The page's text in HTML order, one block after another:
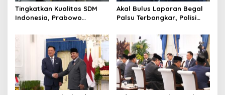
Tingkatkan Kualitas SDM
Indonesia, Prabowo
hingga Undang Universitas
Terbaik Dunia
Akal Bulus Laporan Begal
Palsu Terbongkar, Polisi
Perusahaan untuk Crypto